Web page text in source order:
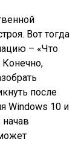
Вот тогда
– «Что
Конечно,
после
Windows 10 и